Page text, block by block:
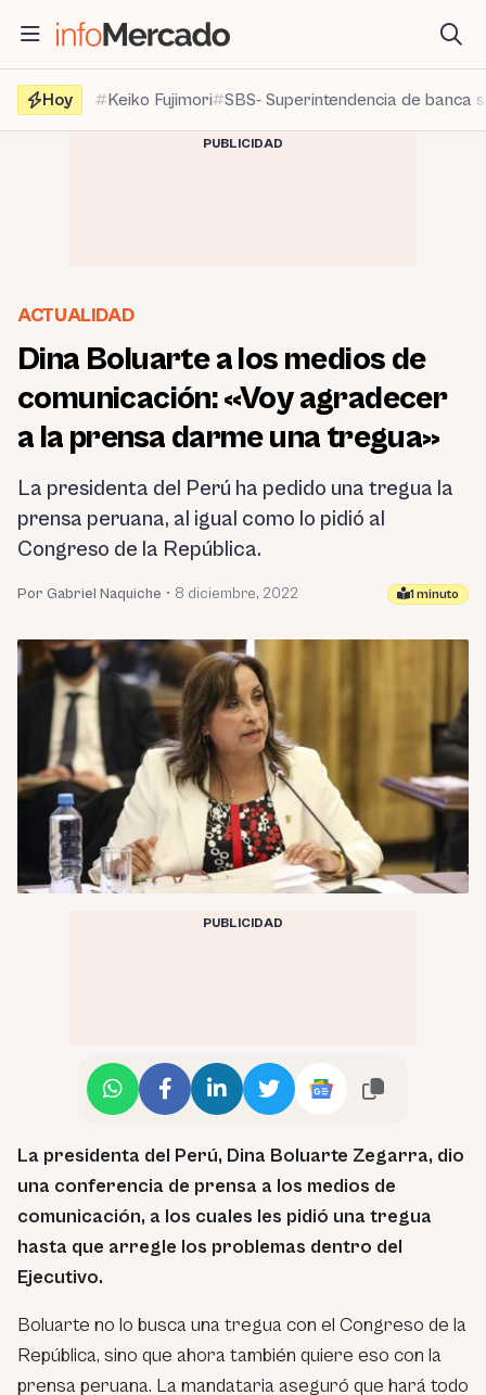
contenido
Hoy
Keiko Fujimori SBS- Superintendencia de banca
PUBLICIDAD
ACTUALIDAD
Dina Boluarte a los medios de
comunicación: «Voy agradecer
a la prensa darme una tregua»
La presidenta del Perú ha pedido una tregua la
prensa peruana, al igual como lo pidió al
Congreso de la República.
Por Gabriel Naquiche • 8 diciembre, 2022 1 minuto
PUBLICIDAD
La presidenta del Perú, Dina Boluarte Zegarra, dio
una conferencia de prensa a los medios de
comunicación, a los cuales les pidió una tregua
hasta que arregle los problemas dentro del
Ejecutivo.
Boluarte no lo busca una tregua con el Congreso de la
República, sino que ahora también quiere eso con la
prensa peruana. La mandataria aseguró que hará todo